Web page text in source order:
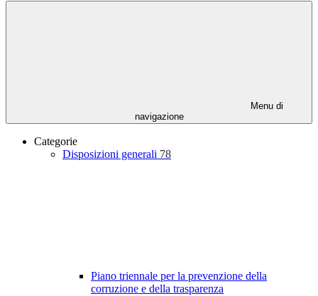
Menu di
navigazione
Categorie
Disposizioni generali 78
Piano triennale per la prevenzione della
corruzione e della trasparenza